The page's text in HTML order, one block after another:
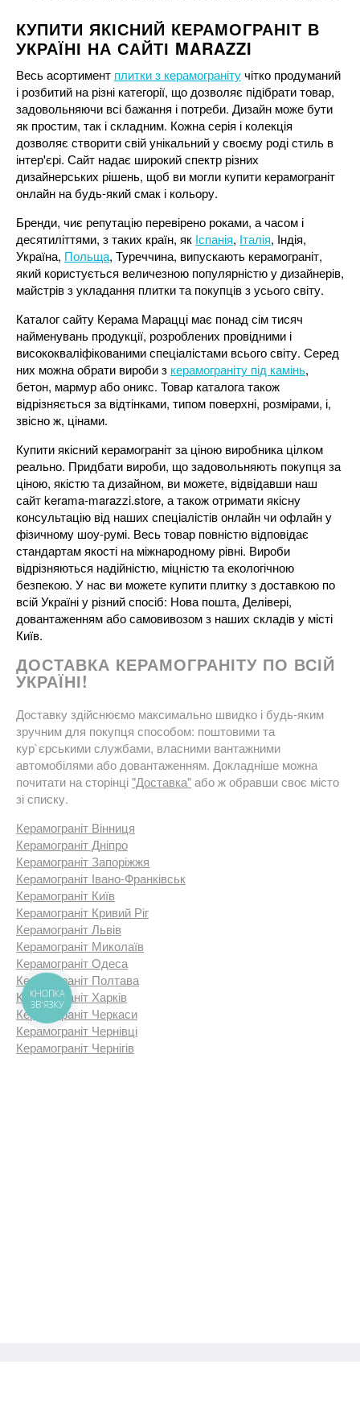
КУПИТИ ЯКІСНИЙ КЕРАМОГРАНІТ В
УКРАЇНІ НА САЙТІ MARAZZI
Весь асортимент плитки з керамогранітучітко продуманий
і розбитий на різні категорії, що дозволяє підібрати товар,
задовольняючи всі бажання і потреби. Дизайн може бути
як простим, так і складним. Кожна серія і колекція
дозволяє створити свій унікальний у своєму роді стиль в
інтер'єрі. Сайт надає широкий спектр різних
дизайнерських рішень, щоб ви могли купити керамограніт
онлайн на будь-який смак і кольору.
Бренди, чиє репутацію перевірено роками, а часом і
десятиліттями, з таких країн, як Іспанія, Італія, Індія,
Україна, Польща, Туреччина, випускають керамограніт,
який користується величезною популярністю у дизайнерів,
майстрів з укладання плитки та покупців з усього світу.
Каталог сайту Керама Марацці має понад сім тисяч
найменувань продукції, розроблених провідними і
висококваліфікованими спеціалістами всього світу. Серед
них можна обрати вироби з керамограніту під камінь,
бетон, мармур або оникс. Товар каталога також
відрізняється за відтінками, типом поверхні, розмірами, і,
звісно ж, цінами.
Купити якісний керамограніт за ціною виробника цілком
реально. Придбати вироби, що задовольняють покупця за
ціною, якістю та дизайном, ви можете, відвідавши наш
сайт kerama-marazzi.store, а також отримати якісну
консультацію від наших спеціалістів онлайн чи офлайн у
фізичному шоу-румі. Весь товар повністю відповідає
стандартам якості на міжнародному рівні. Вироби
відрізняються надійністю, міцністю та екологічною
безпекою. У нас ви можете купити плитку з доставкою по
всій Україні у різний спосіб: Нова пошта, Делівері,
довантаженням або самовивозом з наших складів у місті
Київ.
ДОСТАВКА КЕРАМОГРАНІТУ ПО ВСІЙ
УКРАЇНІ!
Доставку здійснюємо максимально швидко і будь-яким
зручним для покупця способом: поштовими та
кур`єрськими службами, власними вантажними
автомобілями або довантаженням. Докладніше можна
почитати на сторінці"Доставка"або ж обравши своє місто
зі списку.
Керамограніт Вінниця
Керамограніт Дніпро
Керамограніт Запоріжжя
Керамограніт Івано-Франківськ
Керамограніт Київ
Керамограніт Кривий Ріг
Керамограніт Львів
Керамограніт Миколаїв
Керамограніт Одеса
Керамограніт Полтава
Керамограніт Харків
Керамограніт Черкаси
Керамограніт Чернівці
Керамограніт Чернігів
КНОПКА
ЗВ'ЯЗКУ